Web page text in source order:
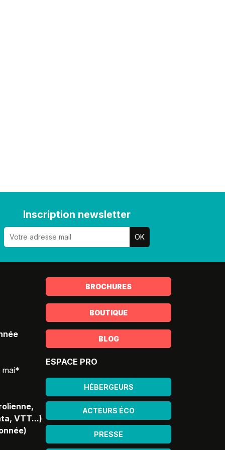
Inscription newsletter
mai*
VTT...)
BROCHURES
BOUTIQUE
BLOG
ESPACE PRO
HÉBERGEURS
ACTEURS ÉCO
PRESSE